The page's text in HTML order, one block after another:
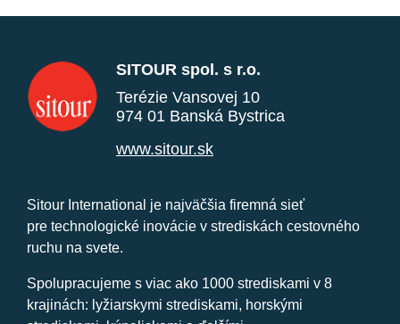
SITOUR spol. s r.o.
Terézie Vansovej 10
974 01 Banská Bystrica
www.sitour.sk
Sitour International je najväčšia firemná sieť
pre technologické inovácie v strediskách cestovného
ruchu na svete.
Spolupracujeme s viac ako 1000 strediskami v 8
krajinách: lyžiarskymi strediskami, horskými